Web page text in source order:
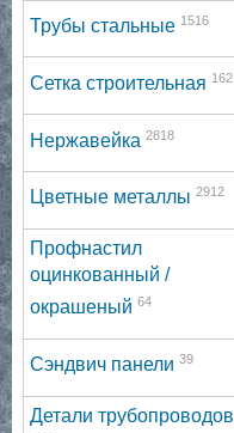
Трубы стальные 1516
Сетка строительная 162
Нержавейка 2818
Цветные металлы 2912
Профнастил
оцинкованный /
окрашеный 64
Сэндвич панели 39
Детали трубопроводов